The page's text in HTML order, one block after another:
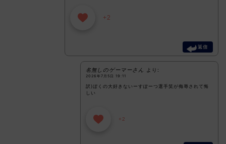
+2
返信
名無しのゲーマーさん より:
2026年7月5日 19:11
訳)ぼくの大好きないーすぽーつ選手笑が侮辱されて悔
しい
+2